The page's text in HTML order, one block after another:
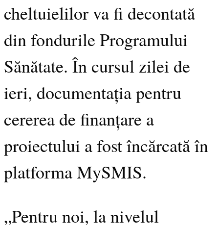
cheltuielilor va fi decontată
din fondurile Programului
Sănătate. În cursul zilei de
ieri, documentația pentru
cererea de finanțare a
proiectului a fost încărcată în
platforma MySMIS.
„Pentru noi, la nivelul